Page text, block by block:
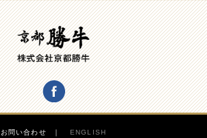
お問い合わせ ENGLISH